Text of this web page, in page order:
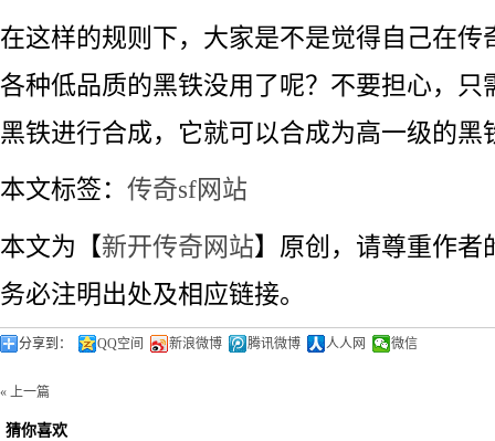
在这样的规则下，大家是不是觉得自己在传
各种低品质的黑铁没用了呢？不要担心，只
黑铁进行合成，它就可以合成为高一级的黑
本文标签： 传奇sf网站
本文为【新开传奇网站】原创，请尊重作者
务必注明出处及相应链接。
分享到： QQ空间 新浪微博 腾讯微博 人人网 微信
« 上一篇
猜你喜欢